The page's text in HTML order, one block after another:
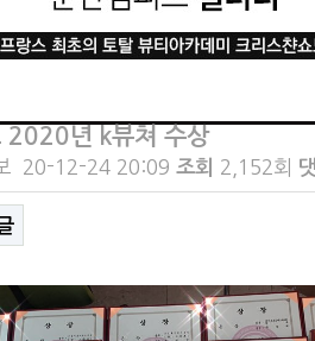
2020년 k뷰쳐 수상
20-12-24 20:09 조회 2,152회